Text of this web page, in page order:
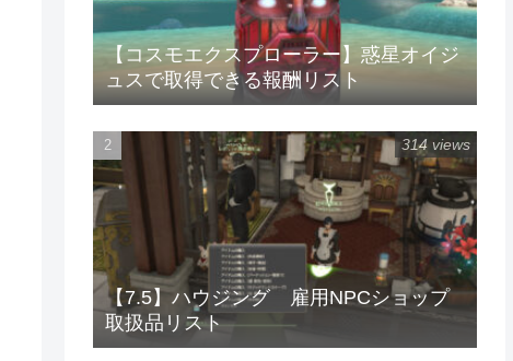
【コスモエクスプローラー】惑星オイジ
ュスで取得できる報酬リスト
【7.5】ハウジング 雇用NPCショップ
取扱品リスト
314 views